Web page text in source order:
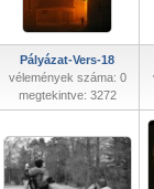
Pályázat-Vers-18
vélemények száma: 0
megtekintve: 3272